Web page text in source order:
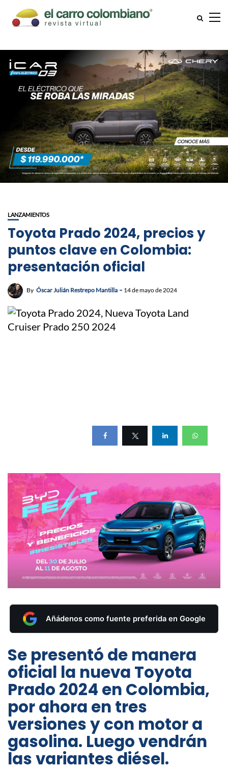
LANZAMIENTOS
Toyota Prado 2024, precios y
puntos clave en Colombia:
presentación oficial
By Óscar Julián Restrepo Mantilla 14 de mayo de 2024
Añádenos como fuente preferida en Google
Se presentó de manera
oficial la nueva Toyota
Prado 2024 en Colombia,
por ahora en tres
versiones y con motor a
gasolina. Luego vendrán
las variantes diésel.